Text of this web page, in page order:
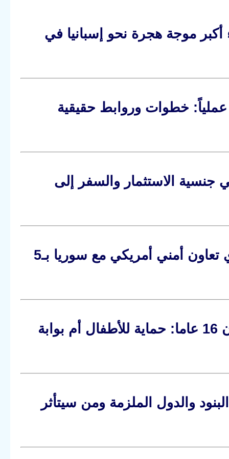
أكبر موجة هجرة نحو إسبانيا في
كيفية الحصول على عقد عمل في أوروبا 2026 عملياً: خطوات وروابط حقيقية
مهلة 1 يونيو 2028: هل تنتهي جنسية الاستثمار والسفر إلى
130 مليون دولار مشروطة: الكونغرس يربط أي تعاون أمني أمريكي مع سوريا بـ5
بريطانيا تتجه لحظر مواقع التواصل لمن هم دون 16 عاما: حماية للأطفال أم بوابة
الأوروبي الجديد للهجرة واللجوء 2026: البنود والدول الملزمة ومن سيتأثر